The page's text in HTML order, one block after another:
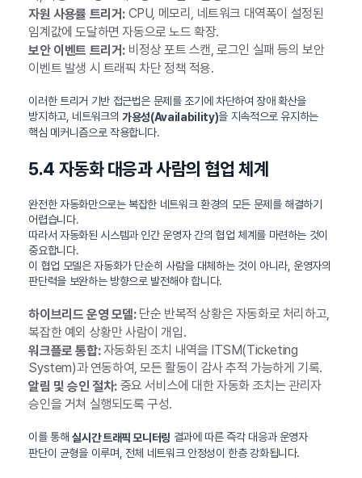
자원 사용률 트리거:CPU, 메모리, 네트워크 대역폭이 설정된
임계값에 도달하면 자동으로 노드 확장.
보안 이벤트 트리거:비정상 포트 스캔, 로그인 실패 등의 보안
이벤트 발생 시 트래픽 차단 정책 적용.
이러한 트리거 기반 접근법은 문제를 조기에 차단하여 장애 확산을
방지하고, 네트워크의가용성(Availability)을 지속적으로 유지하는
핵심 메커니즘으로 작용합니다.
5.4 자동화 대응과 사람의 협업 체계
완전한 자동화만으로는 복잡한 네트워크 환경의 모든 문제를 해결하기
어렵습니다.
따라서 자동화된 시스템과 인간 운영자 간의 협업 체계를 마련하는 것이
중요합니다.
이 협업 모델은 자동화가 단순히 사람을 대체하는 것이 아니라, 운영자의
판단력을 보완하는 방향으로 발전해야 합니다.
하이브리드 운영 모델:단순 반복적 상황은 자동화로 처리하고,
복잡한 예외 상황만 사람이 개입.
워크플로 통합:자동화된 조치 내역을 ITSM(Ticketing
System)과 연동하여, 모든 활동이 감사 추적 가능하게 기록.
알림 및 승인 절차:중요 서비스에 대한 자동화 조치는 관리자
승인을 거쳐 실행되도록 구성.
이를 통해실시간 트래픽 모니터링 결과에 따른 즉각 대응과 운영자
판단이 균형을 이루며, 전체 네트워크 안정성이 한층 강화됩니다.